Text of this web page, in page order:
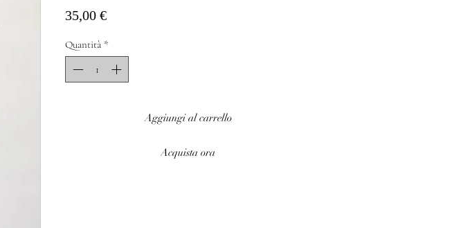
35,00 €Prezzo
Quantità *
Aggiungi al carrello
Acquista ora